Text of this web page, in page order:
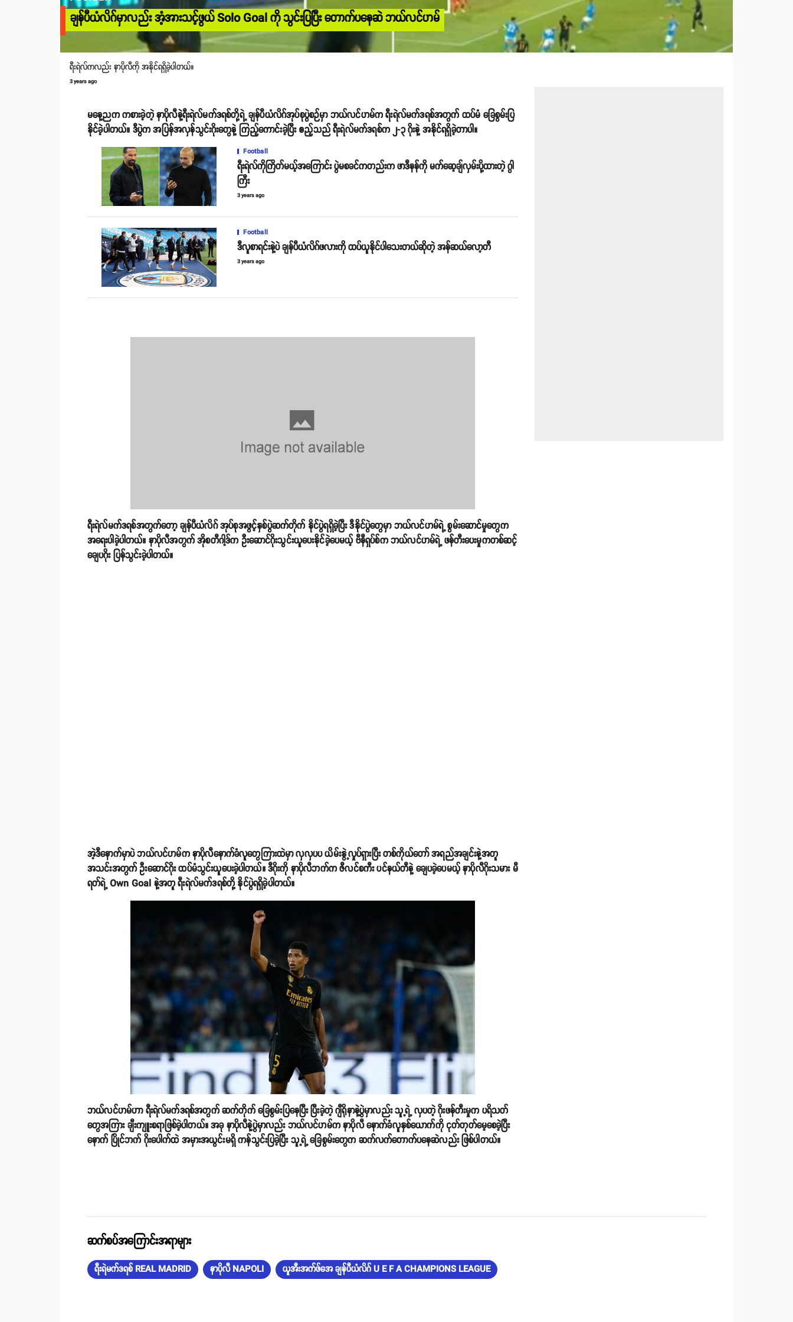
ချန်ပီယံလိဂ်မှာလည်း အံ့အားသင့်ဖွယ် Solo Goal ကို သွင်းပြပြီး တောက်ပနေဆဲ ဘယ်လင်ဟမ်
ရီးရဲလ်ကလည်း နာပိုလီကို အနိုင်ရရှိခဲ့ပါတယ်။
3 years ago
မနေ့ညက ကစားခဲ့တဲ့ နာပိုလီနဲ့ရီးရဲလ်မက်ဒရစ်တို့ရဲ့ ချန်ပီယံလိဂ်အုပ်စုပွဲစဉ်မှာ ဘယ်လင်ဟမ်က ရီးရဲလ်မက်ဒရစ်အတွက် ထပ်မံ ခြေစွမ်းပြ
နိုင်ခဲ့ပါတယ်။ ဒီပွဲက အပြန်အလှန်သွင်းဂိုးတွေနဲ့ ကြည့်ကောင်းခဲ့ပြီး ဧည့်သည် ရီးရဲလ်မက်ဒရစ်က ၂-၃ ဂိုးနဲ့ အနိုင်ရရှိခဲ့တာပါ။
Football
ရီးရဲလ်ကိုကြိတ်မယ့်အကြောင်း ပွဲမစခင်ကတည်းက ဖာဒီနန်ကို မက်ဆေ့ချ်လှမ်းပို့ထားတဲ့ ဂွါ
ကြီး
3 years ago
Football
ဒီလူစာရင်းနဲ့ပဲ ချန်ပီယံလိဂ်ဖလားကို ထပ်ယူနိုင်ပါသေးတယ်ဆိုတဲ့ အန်ဆယ်လော့တီ
3 years ago
ရီးရဲလ်မက်ဒရစ်အတွက်တော့ ချန်ပီယံလိဂ် အုပ်စုအဖွင့်နှစ်ပွဲဆက်တိုက် နိုင်ပွဲရရှိခဲ့ပြီး ဒီနိုင်ပွဲတွေမှာ ဘယ်လင်ဟမ်ရဲ့ စွမ်းဆောင်မှုတွေက
အရေးပါခဲ့ပါတယ်။ နာပိုလီအတွက် အိုစတီဂါ့ဒ်က ဦးဆောင်ဂိုးသွင်းယူပေးနိုင်ခဲ့ပေမယ့် ဗီနီရှပ်စ်က ဘယ်လင်ဟမ်ရဲ့ ဖန်တီးပေးမှုကတစ်ဆင့်
ချေပဂိုး ပြန်သွင်းခဲ့ပါတယ်။
အဲ့ဒီနောက်မှာပဲ ဘယ်လင်ဟမ်က နာပိုလီနောက်ခံလူတွေကြားထဲမှာ လှလှပပ ယိမ်းနွဲ့လှုပ်ရှားပြီး တစ်ကိုယ်တော် အရည်အချင်းနဲ့အတူ
အသင်းအတွက် ဦးဆောင်ဂိုး ထပ်မံသွင်းယူပေးခဲ့ပါတယ်။ ဒီဂိုးကို နာပိုလီဘက်က ဇီလင်စကီး ပင်နယ်တီနဲ့ ချေပခဲ့ပေမယ့် နာပိုလီဂိုးသမား မီ
ရတ်ရဲ့ Own Goal နဲ့အတူ ရီးရဲလ်မက်ဒရစ်တို့ နိုင်ပွဲရရှိခဲ့ပါတယ်။
ဘယ်လင်ဟမ်ဟာ ရီးရဲလ်မက်ဒရစ်အတွက် ဆက်တိုက် ခြေစွမ်းပြနေပြီး ပြီးခဲ့တဲ့ ဂျီရိုနာနဲ့ပွဲမှာလည်း သူ့ရဲ့ လှပတဲ့ ဂိုးဖန်တီးမှုက ပရိသတ်
တွေအကြား ချီးကျူးစရာဖြစ်ခဲ့ပါတယ်။ အခု နာပိုလီနဲ့ပွဲမှာလည်း ဘယ်လင်ဟမ်က နာပိုလီ နောက်ခံလူနှစ်ယောက်ကို ငုတ်တုတ်မေ့စေခဲ့ပြီး
နောက် ပြိုင်ဘက် ဂိုးပေါက်ထဲ အမှားအယွင်းမရှိ ကန်သွင်းပြခဲ့ပြီး သူ့ရဲ့ ခြေစွမ်းတွေက ဆက်လက်တောက်ပနေဆဲလည်း ဖြစ်ပါတယ်။
ဆက်စပ်အကြောင်းအရာများ
ရီးရဲမက်ဒရစ် REAL MADRID နာပိုလီ NAPOLI ယူအီးအက်ဖ်အေ ချန်ပီယံလိဂ် U E F A CHAMPIONS LEAGUE